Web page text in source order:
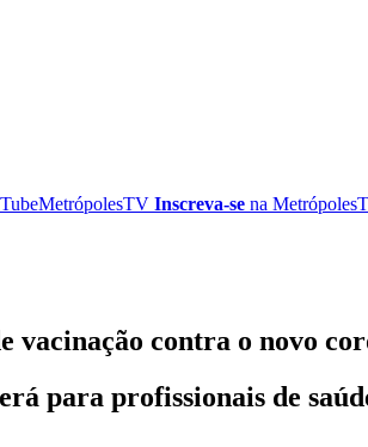
MetrópolesTV Inscreva-se na
vacinação contra o novo
para profissionais de